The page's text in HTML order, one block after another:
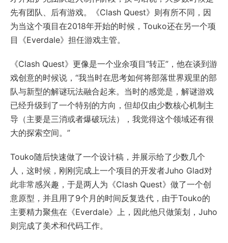
先有团队、后有游戏。《Clash Quest》则有所不同，因
为当这个项目在2018年开始的时候，Touko还在另一个项
目《Everdale》担任游戏主管。
《Clash Quest》更像是一个业余项目“转正”，他在谈到游
戏创意的时候说，“我当时在思考如何将部落世界观里的部
队与新型的解谜玩法融合起来。当时的感觉是，解谜游戏
已经升级到了一个特别的方向，但却仅由少数核心机制主
导（主要是三消或者爆破玩法），我觉得这个领域还有很
大的探索空间。”
Touko随后快速做了一个设计稿，并展示给了少数几个
人，这时候，刚刚完成上一个项目的开发者Juho Glad对
此非常感兴趣，于是两人为《Clash Quest》做了一个创
意原型，并且用了9个月的时间反复迭代，由于Touko的
主要精力聚焦在《Everdale》上，因此他只做策划，Juho
则完成了美术和代码工作。